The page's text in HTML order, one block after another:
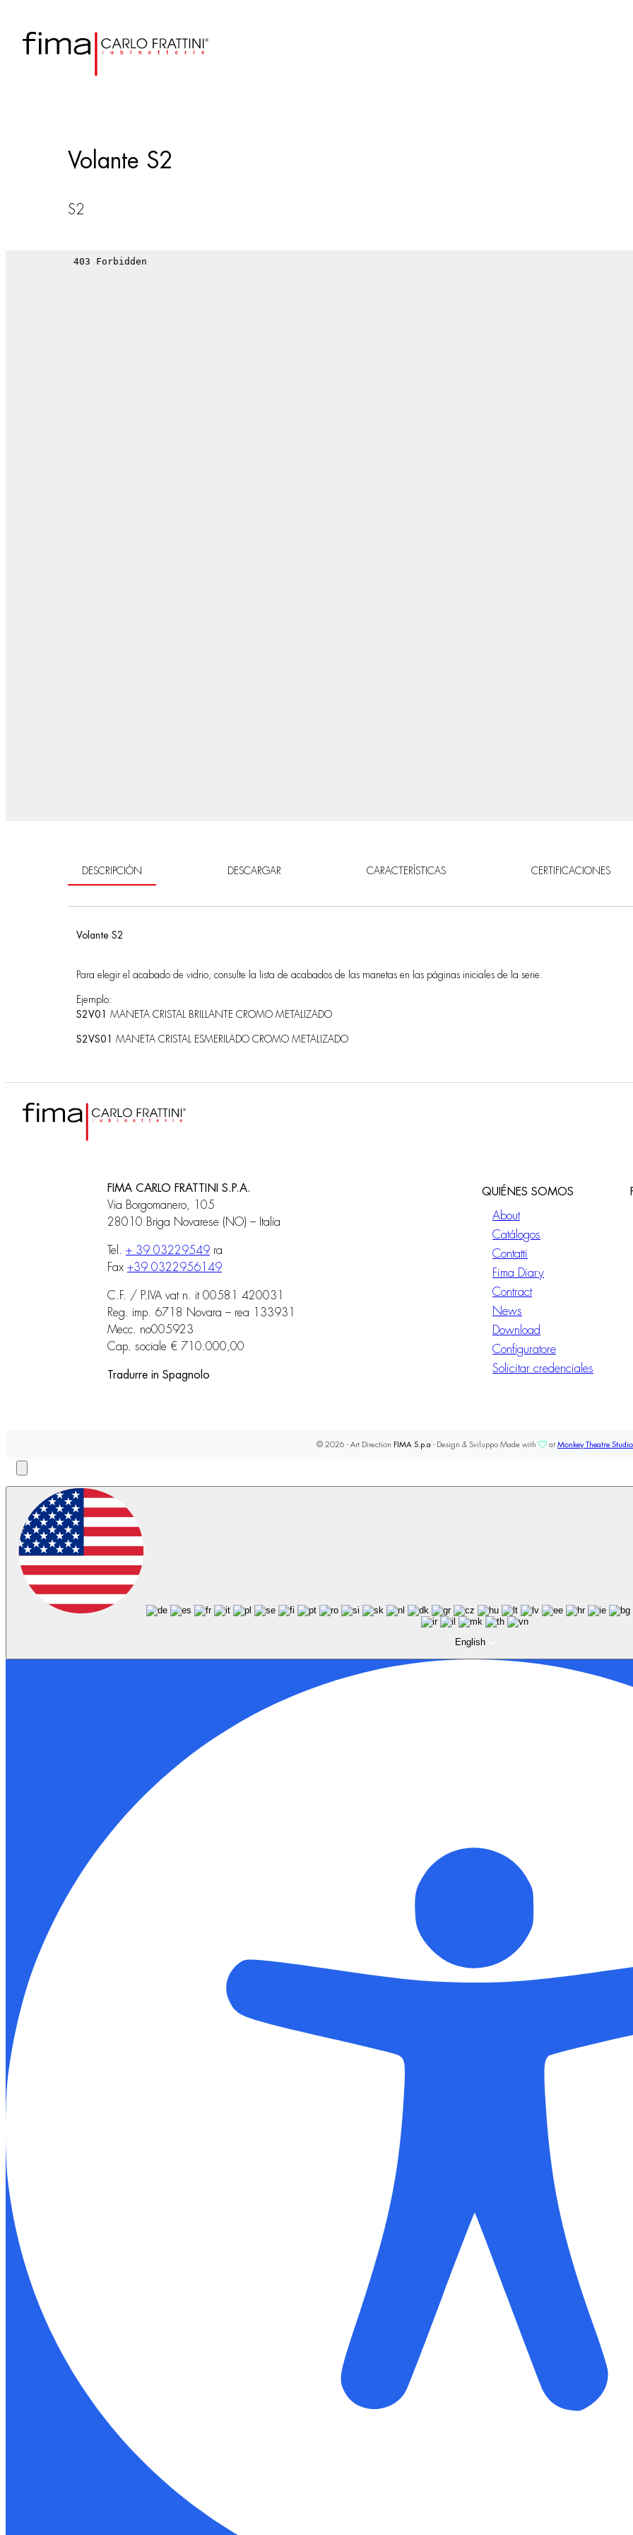
Volante S2
S2
DESCRIPCIÓN DESCARGAR CARACTERÍSTICAS CERTIFICACIONES
Volante S2
Para elegir el acabado de vidrio, consulte la lista de acabados de las manetas en las páginas iniciales de la serie.
Ejemplo:
S2V01
MANETA CRISTAL BRILLANTE CROMO METALIZADO
S2VS01 MANETA CRISTAL ESMERILADO CROMO METALIZADO
FIMA CARLO FRATTINI S.P.A.
Via Borgomanero, 105
28010 Briga Novarese (NO) – Italia
Tel. + 39 03229549 ra
Fax +39 0322956149
C.F. / P.IVA vat n. it 00581 420031
Reg. imp. 6718 Novara – rea 133931
Mecc. no005923
Cap. sociale € 710.000,00
Tradurre in Spagnolo
QUIÉNES SOMOS
About
Catálogos
Contatti
Fima Diary
Contract
News
Download
Configuratore
Solicitar credenciales
© 2026 - Art Direction FIMA S.p.a - Design & Sviluppo Made with at Monkey Theatre Studio
English